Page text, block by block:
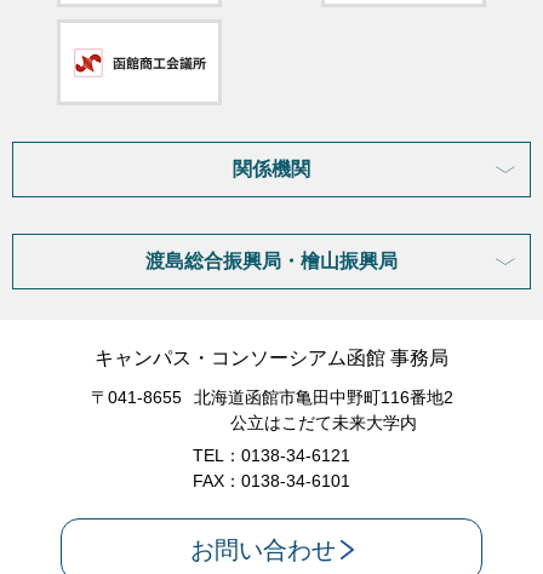
関係機関
渡島総合振興局・檜山振興局
キャンパス・コンソーシアム函館 事務局
〒041-8655
北海道函館市亀田中野町116番地2
公立はこだて未来大学内
TEL：0138-34-6121
FAX：0138-34-6101
お問い合わせ